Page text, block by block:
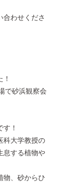
合わせくださ
で砂浜観察会
！
科大学教授の
息する植物や
物、砂からひ